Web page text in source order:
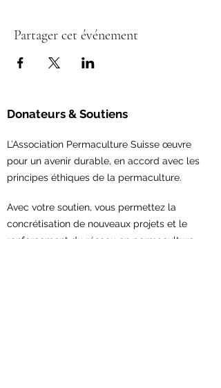
Partager cet événement
Donateurs & Soutiens
L’Association Permaculture Suisse œuvre
pour un avenir durable, en accord avec les
principes éthiques de la permaculture.
Avec votre soutien, vous permettez la
concrétisation de nouveaux projets et le
renforcement du réseau en permaculture.